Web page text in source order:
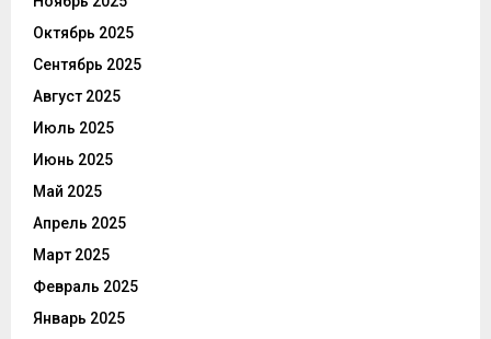
Октябрь 2025
Сентябрь 2025
Август 2025
Июль 2025
Июнь 2025
Май 2025
Апрель 2025
Март 2025
Февраль 2025
Январь 2025